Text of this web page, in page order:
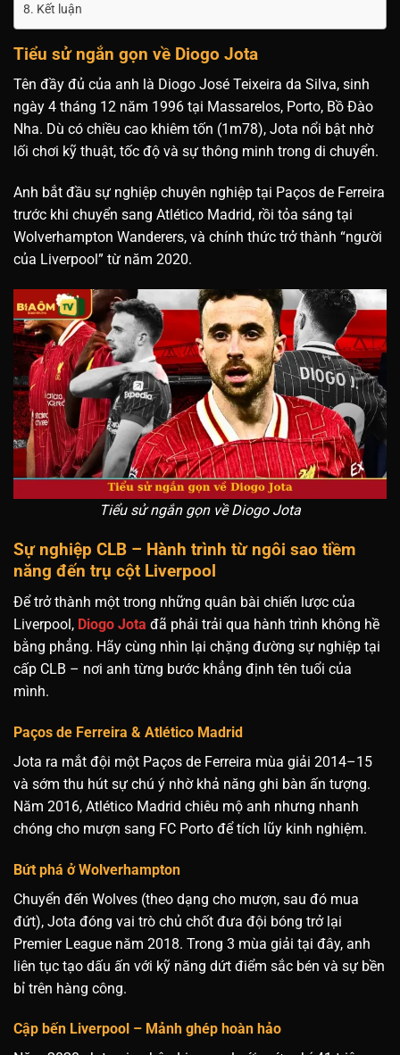
Kết luận
Tiểu sử ngắn gọn về Diogo Jota
Tên đầy đủ của anh là Diogo José Teixeira da Silva, sinh
ngày 4 tháng 12 năm 1996 tại Massarelos, Porto, Bồ Đào
Nha. Dù có chiều cao khiêm tốn (1m78), Jota nổi bật nhờ
lối chơi kỹ thuật, tốc độ và sự thông minh trong di chuyển.
Anh bắt đầu sự nghiệp chuyên nghiệp tại Paços de Ferreira
trước khi chuyển sang Atlético Madrid, rồi tỏa sáng tại
Wolverhampton Wanderers, và chính thức trở thành “người
của Liverpool” từ năm 2020.
Tiểu sử ngắn gọn về Diogo Jota
Sự nghiệp CLB – Hành trình từ ngôi sao tiềm
năng đến trụ cột Liverpool
Để trở thành một trong những quân bài chiến lược của
Liverpool, Diogo Jota đã phải trải qua hành trình không hề
bằng phẳng. Hãy cùng nhìn lại chặng đường sự nghiệp tại
cấp CLB – nơi anh từng bước khẳng định tên tuổi của
mình.
Paços de Ferreira & Atlético Madrid
Jota ra mắt đội một Paços de Ferreira mùa giải 2014–15
và sớm thu hút sự chú ý nhờ khả năng ghi bàn ấn tượng.
Năm 2016, Atlético Madrid chiêu mộ anh nhưng nhanh
chóng cho mượn sang FC Porto để tích lũy kinh nghiệm.
Bứt phá ở Wolverhampton
Chuyển đến Wolves (theo dạng cho mượn, sau đó mua
đứt), Jota đóng vai trò chủ chốt đưa đội bóng trở lại
Premier League năm 2018. Trong 3 mùa giải tại đây, anh
liên tục tạo dấu ấn với kỹ năng dứt điểm sắc bén và sự bền
bỉ trên hàng công.
Cập bến Liverpool – Mảnh ghép hoàn hảo